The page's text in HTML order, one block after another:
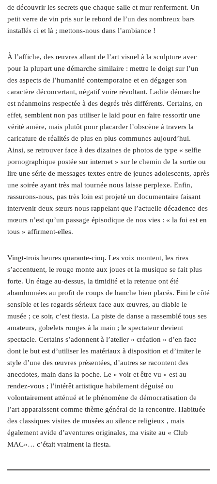
de découvrir les secrets que chaque salle et mur renferment. Un
petit verre de vin pris sur le rebord de l’un des nombreux bars
installés ci et là ; mettons-nous dans l’ambiance !
À l’affiche, des œuvres allant de l’art visuel à la sculpture avec
pour la plupart une démarche similaire : mettre le doigt sur l’un
des aspects de l’humanité contemporaine et en dégager son
caractère déconcertant, négatif voire révoltant. Ladite démarche
est néanmoins respectée à des degrés très différents. Certains, en
effet, semblent non pas utiliser le laid pour en faire ressortir une
vérité amère, mais plutôt pour placarder l’obscène à travers la
caricature de réalités de plus en plus communes aujourd’hui.
Ainsi, se retrouver face à des dizaines de photos de type « selfie
pornographique postée sur internet » sur le chemin de la sortie ou
lire une série de messages textes entre de jeunes adolescents, après
une soirée ayant très mal tournée nous laisse perplexe. Enfin,
rassurons-nous, pas très loin est projeté un documentaire faisant
intervenir deux sœurs nous rappelant que l’actuelle décadence des
mœurs n’est qu’un passage épisodique de nos vies : « la foi est en
tous » affirment-elles.
Vingt-trois heures quarante-cinq. Les voix montent, les rires
s’accentuent, le rouge monte aux joues et la musique se fait plus
forte. Un étage au-dessus, la timidité et la retenue ont été
abandonnées au profit de coups de hanche bien placés. Fini le côté
sensible et les regards sérieux face aux œuvres, au diable le
musée ; ce soir, c’est fiesta. La piste de danse a rassemblé tous ses
amateurs, gobelets rouges à la main ; le spectateur devient
spectacle. Certains s’adonnent à l’atelier « création » d’en face
dont le but est d’utiliser les matériaux à disposition et d’imiter le
style d’une des œuvres présentées, d’autres se racontent des
anecdotes, main dans la poche. Le « voir et être vu » est au
rendez-vous ; l’intérêt artistique habilement déguisé ou
volontairement atténué et le phénomène de démocratisation de
l’art apparaissent comme thème général de la rencontre. Habituée
des classiques visites de musées au silence religieux , mais
également avide d’aventures originales, ma visite au « Club
MAC»… c’était vraiment la fiesta.